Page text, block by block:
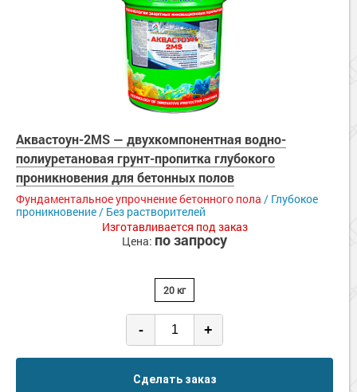
Аквастоун-2MS — двухкомпонентная водно-
полиуретановая грунт-пропитка глубокого
проникновения для бетонных полов
Фундаментальное упрочнение бетонного пола / Глубокое
проникновение / Без растворителей
Изготавливается под заказ
Цена: по запросу
20 кг
- +
Сделать заказ